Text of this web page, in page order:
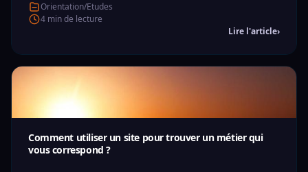
Orientation/Etudes
4 min de lecture
Lire l'article›
Comment utiliser un site pour trouver un métier qui
vous correspond ?